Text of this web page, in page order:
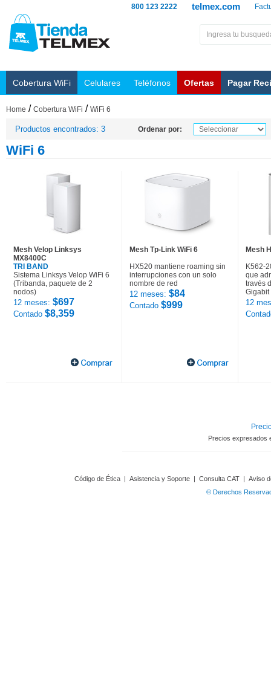
telmex.com
800 123 2222
Cobertura WiFi Celulares Teléfonos Ofertas Pagar
Home / Cobertura WiFi / WiFi 6
Productos encontrados: 3 Ordenar por:
WiFi 6
Mesh Velop Linksys
MX8400C
TRI BAND
Sistema Linksys Velop WiFi 6
(Tribanda, paquete de 2
nodos)
12 meses: $697
Contado $8,359
Mesh Tp-Link WiFi 6
HX520 mantiene roaming sin
interrupciones con un solo
nombre de red
12 meses: $84
Contado $999
Mesh
K562-
que
través
Gigabit
12
Precios expresados
Código de Ética | Asistencia y Soporte | Consulta CAT | Aviso
© Derechos